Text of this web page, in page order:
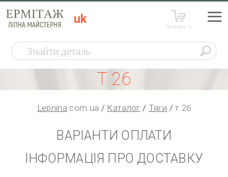
uk
Покупки:0
Т 26
Lepnina.com.ua Каталог Тяги т 26
ВАРІАНТИ ОПЛАТИ
ІНФОРМАЦІЯ ПРО ДОСТАВКУ